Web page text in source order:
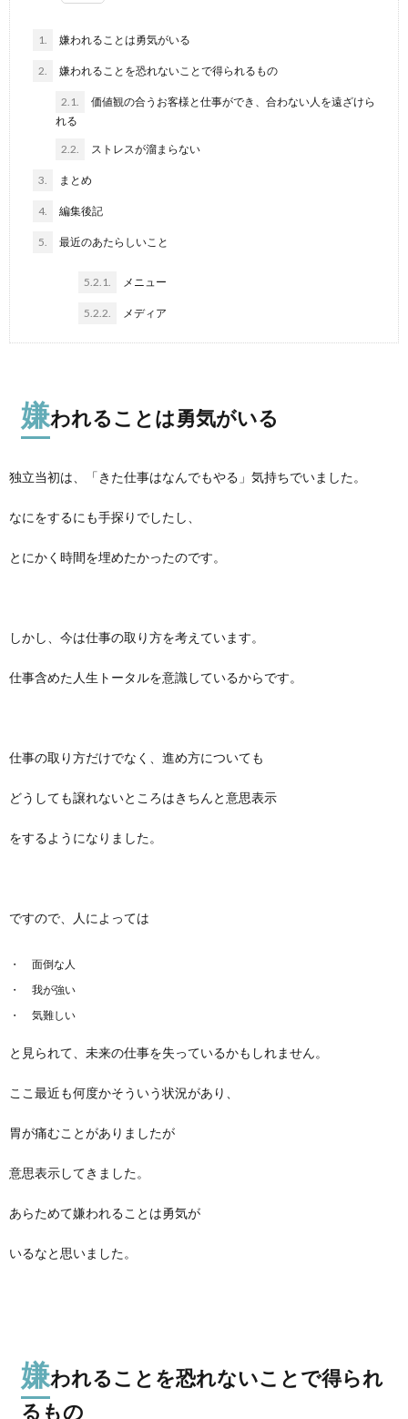
1. 嫌われることは勇気がいる
2. 嫌われることを恐れないことで得られるもの
2.1.
価値観の合うお客様と仕事ができ、合わない人を遠ざけら
れる
2.2. ストレスが溜まらない
3. まとめ
4. 編集後記
5. 最近のあたらしいこと
5.2.1. メニュー
5.2.2. メディア
嫌われることは勇気がいる
独立当初は、「きた仕事はなんでもやる」気持ちでいました。
なにをするにも手探りでしたし、
とにかく時間を埋めたかったのです。
しかし、今は仕事の取り方を考えています。
仕事含めた人生トータルを意識しているからです。
仕事の取り方だけでなく、進め方についても
どうしても譲れないところはきちんと意思表示
をするようになりました。
ですので、人によっては
面倒な人
我が強い
気難しい
と見られて、未来の仕事を失っているかもしれません。
ここ最近も何度かそういう状況があり、
胃が痛むことがありましたが
意思表示してきました。
あらためて嫌われることは勇気が
いるなと思いました。
嫌われることを恐れないことで得られ
るもの